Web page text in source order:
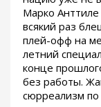
Марко
всякий раз
плей-офф на
летний
конце
без работы.
сюрреализм